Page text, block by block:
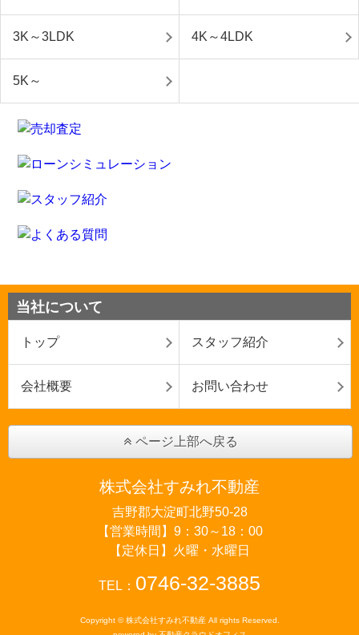
3K～3LDK 4K～4LDK
5K～
当社について
トップ スタッフ紹介
会社概要 お問い合わせ
ページ上部へ戻る
株式会社すみれ不動産
吉野郡大淀町北野50-28
【営業時間】9：30～18：00
【定休日】火曜・水曜日
TEL： 0746-32-3885
Copyright © 株式会社すみれ不動産 All rights Reserved.